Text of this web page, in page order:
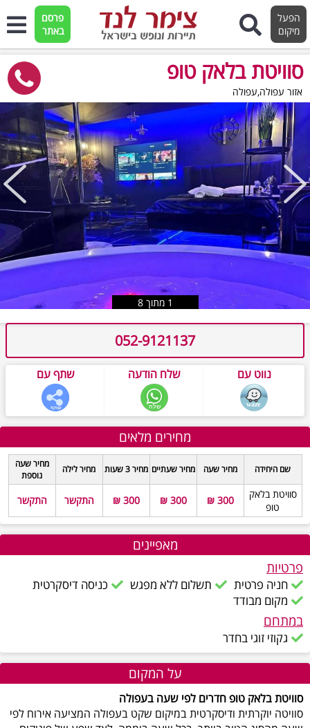
הפעל
מיקום
פרסם
באתר
סוויטת בלאק טופ
אזור עפולה,עפולה
טוען תמונות..
1 מתוך8
052-9121137
שתף עם שלח הודעה נווט עם
מחירים מלאים
שם היחידה מחיר שעה מחיר שעתיים מחיר 3 שעות מחיר לילה
מחיר שעה
נוספת
סוויטת בלאק
טופ
300 ₪
300 ₪
300 ₪ התקשר התקשר
מאפיינים
פרטיות
חניה פרטית תשלום ללא מפגש
כניסה דיסקרטית
מקום מבודד
במתחם
גקוזי זוגי בחדר
על המקום
סוויטת בלאק טופ חדרים לפי שעה בעפולה
סוויטה יוקרתית ודיסקרטית במיקום שקט בעפולה המציעה אירוח לפי